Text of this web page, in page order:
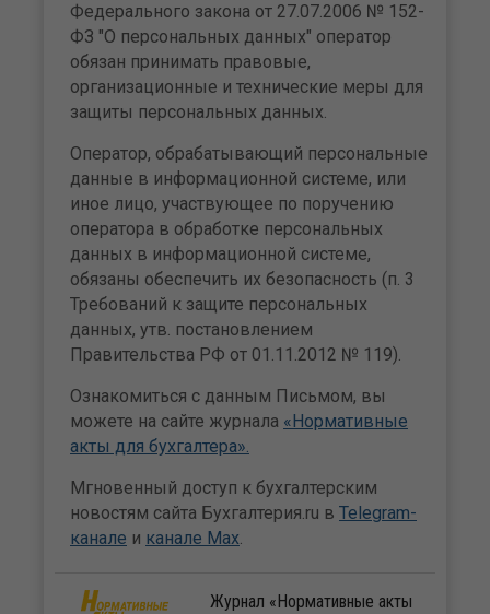
Федерального закона от 27.07.2006 № 152-
ФЗ "О персональных данных" оператор
обязан принимать правовые,
организационные и технические меры для
защиты персональных данных.
Оператор, обрабатывающий персональные
данные в информационной системе, или
иное лицо, участвующее по поручению
оператора в обработке персональных
данных в информационной системе,
обязаны обеспечить их безопасность (п. 3
Требований к защите персональных
данных, утв. постановлением
Правительства РФ от 01.11.2012 № 119).
Ознакомиться с данным Письмом, вы
можете на сайте журнала «Нормативные
акты для бухгалтера».
Мгновенный доступ к бухгалтерским
новостям сайта Бухгалтерия.ru в Telegram-
канале и канале Max.
Журнал «Нормативные акты